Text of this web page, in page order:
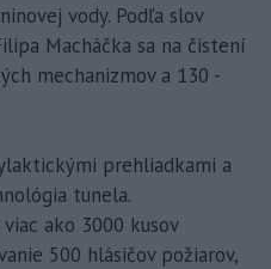
vody. Podľa slov
Macháčka sa na čistení
mechanizmov a 130 -
prehliadkami a
tunela.
ako 3000 kusov
500 hlásičov požiarov,